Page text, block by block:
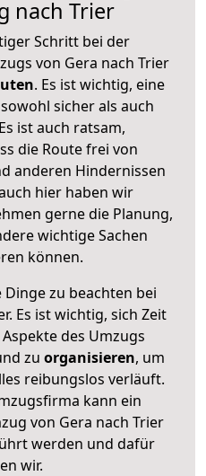
nach Trier
Schritt bei der
von Gera nach Trier
. Es ist wichtig, eine
sicher als auch
ist auch ratsam,
die Route frei von
anderen Hindernissen
hier haben wir
gerne die Planung,
wichtige Sachen
können.
zu beachten bei
Es ist wichtig, sich Zeit
des Umzugs
zu organisieren, um
reibungslos verläuft.
kann ein
von Gera nach Trier
werden und dafür
wir.